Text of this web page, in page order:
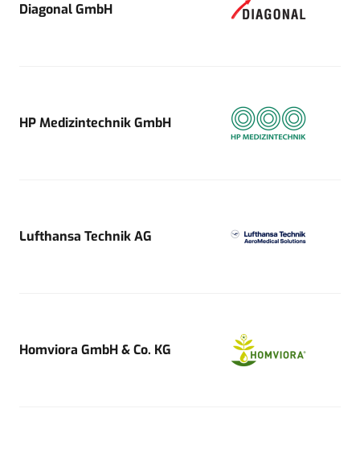
Diagonal GmbH
HP Medizintechnik GmbH
Lufthansa Technik AG
Homviora GmbH & Co. KG